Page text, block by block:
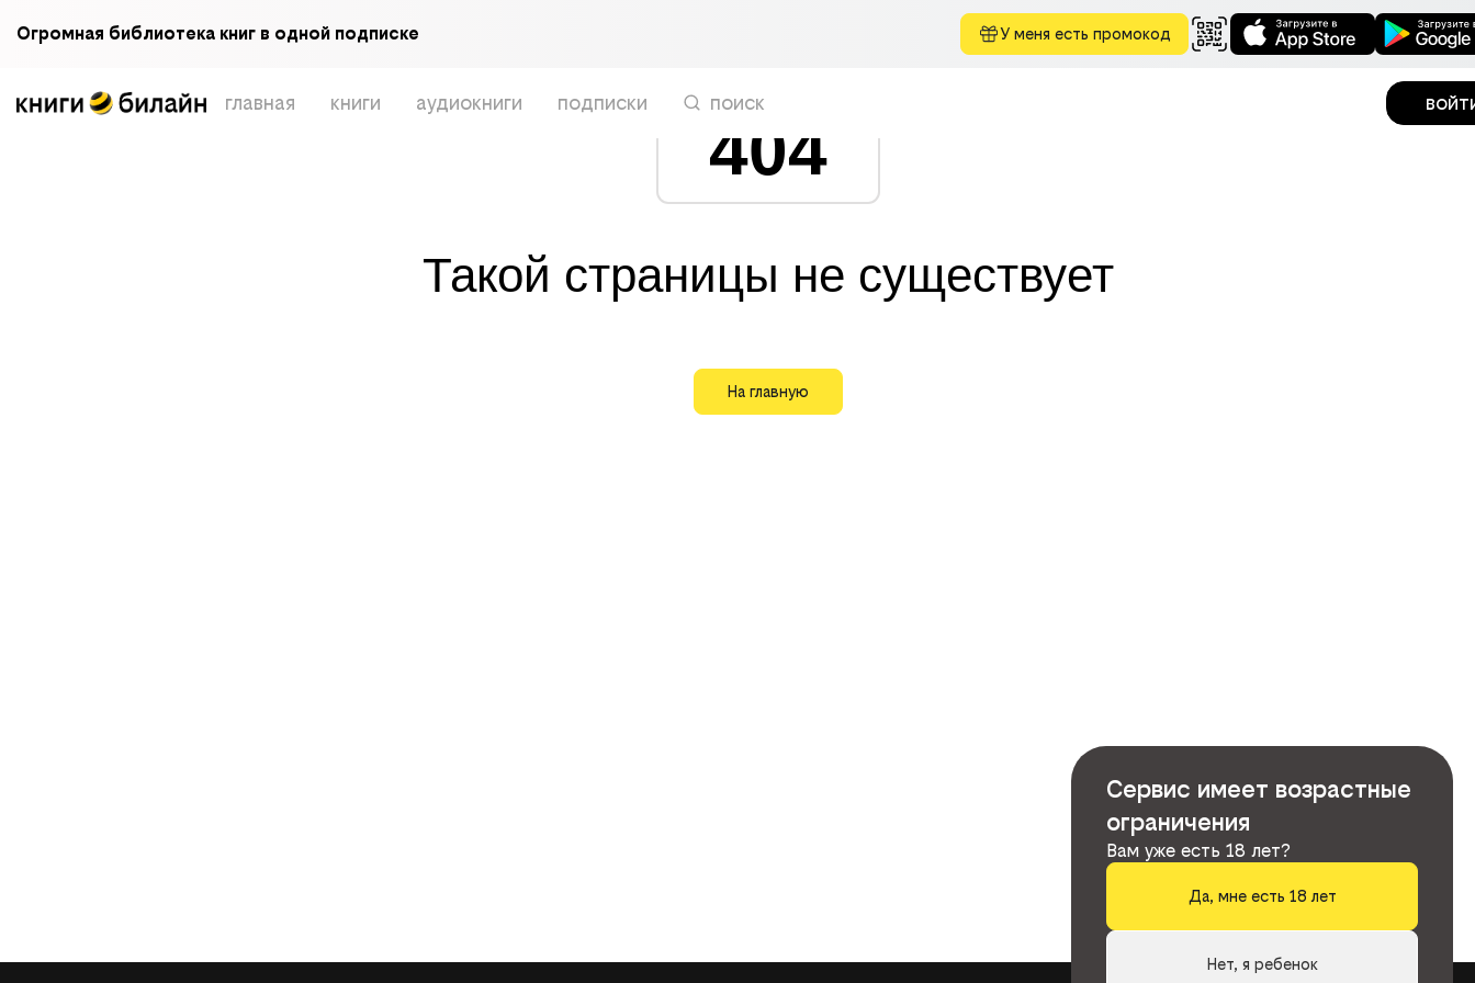
Огромная библиотека книг в одной подписке У меня есть промокод
главная книги аудиокниги подписки поиск
404
Такой страницы не существует
На главную
Сервис имеет возрастные
ограничения
Вам уже есть 18 лет?
Да, мне есть 18 лет
Нет, я ребенок